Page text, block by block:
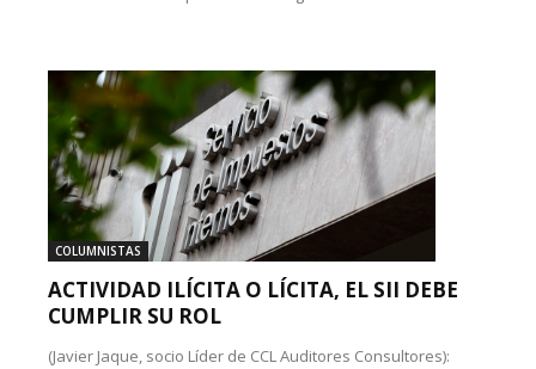
COLUMNISTAS
ACTIVIDAD ILÍCITA O LÍCITA, EL SII DEBE
CUMPLIR SU ROL
(Javier Jaque, socio Líder de CCL Auditores Consultores):